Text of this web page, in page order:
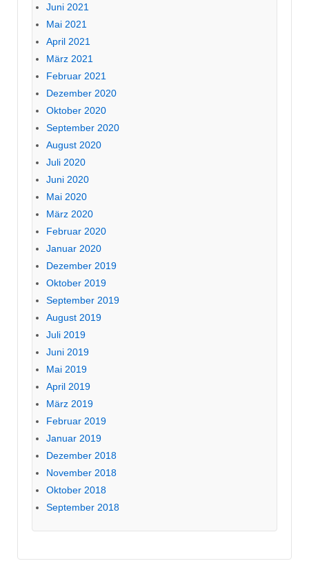
Juni 2021
Mai 2021
April 2021
März 2021
Februar 2021
Dezember 2020
Oktober 2020
September 2020
August 2020
Juli 2020
Juni 2020
Mai 2020
März 2020
Februar 2020
Januar 2020
Dezember 2019
Oktober 2019
September 2019
August 2019
Juli 2019
Juni 2019
Mai 2019
April 2019
März 2019
Februar 2019
Januar 2019
Dezember 2018
November 2018
Oktober 2018
September 2018